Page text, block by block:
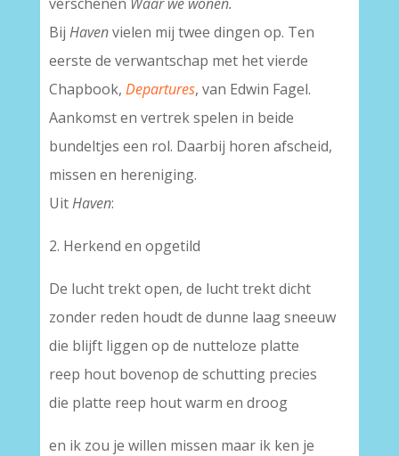
Bij Havenvielen mij twee dingen op. Ten
eerste de verwantschap met het vierde
Chapbook, Departures, van Edwin Fagel.
Aankomst en vertrek spelen in beide
bundeltjes een rol. Daarbij horen afscheid,
missen en hereniging.
UitHaven:
2. Herkend en opgetild
De lucht trekt open, de lucht trekt dicht
zonder reden houdt de dunne laag sneeuw
die blijft liggen op de nutteloze platte
reep hout bovenop de schutting precies
die platte reep hout warm en droog
en ik zou je willen missen maar ik ken je